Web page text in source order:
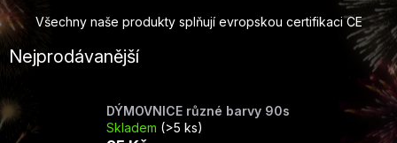
Všechny naše produkty splňují evropskou certifikaci CE
Nejprodávanější
DÝMOVNICE různé barvy 90s
Skladem (>5 ks)